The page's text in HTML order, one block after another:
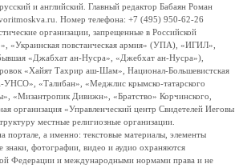
и английский. Главный редактор Бабаян Роман
Номер телефона: +7 (495) 950-62-26
организации, запрещенные в Российской
«Украинская повстанческая армия» (УПА), «ИГИЛ»,
«Джабхат ан-Нусра», «Джебхат ан-Нусра»),
«Хайят Тахрир аш-Шам», Национал-Большевистская
«Талибан», «Меджлис крымско-татарского
«Мизантропик Дивижн», «Братство» Корчинского,
организация «Управленческий центр Свидетелей Иеговы
местные религиозные организации.
портале, а именно: текстовые материалы, элементы
знаки, фотографии, видео и аудио охраняются
Федерации и международными нормами права и не